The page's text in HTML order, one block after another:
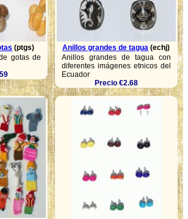
(ptgs)
gotas de
Anillos grandes de tagua (echj)
Anillos grandes de tagua con
diferentes imágenes etnicos del
Ecuador
Precio €2.68